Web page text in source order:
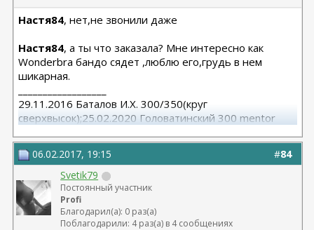
Настя84, нет,не звонили даже
Настя84, а ты что заказала? Мне интересно как
Wonderbra бандо сядет ,люблю его,грудь в нем
шикарная.
29.11.2016 Баталов И.Х. 300/350(круг
сверхвысок);25.02.2020 Головатинский 300 mentor
#84
06.02.2017, 19:15
Svetik79
Постоянный участник
Profi
Благодарил(а): 0 раз(а)
Поблагодарили: 4 раз(а) в 4 сообщениях